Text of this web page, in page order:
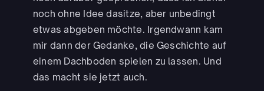
noch ohne Idee dasitze, aber unbedingt
etwas abgeben möchte. Irgendwann kam
mir dann der Gedanke, die Geschichte auf
einem Dachboden spielen zu lassen. Und
das macht sie jetzt auch.